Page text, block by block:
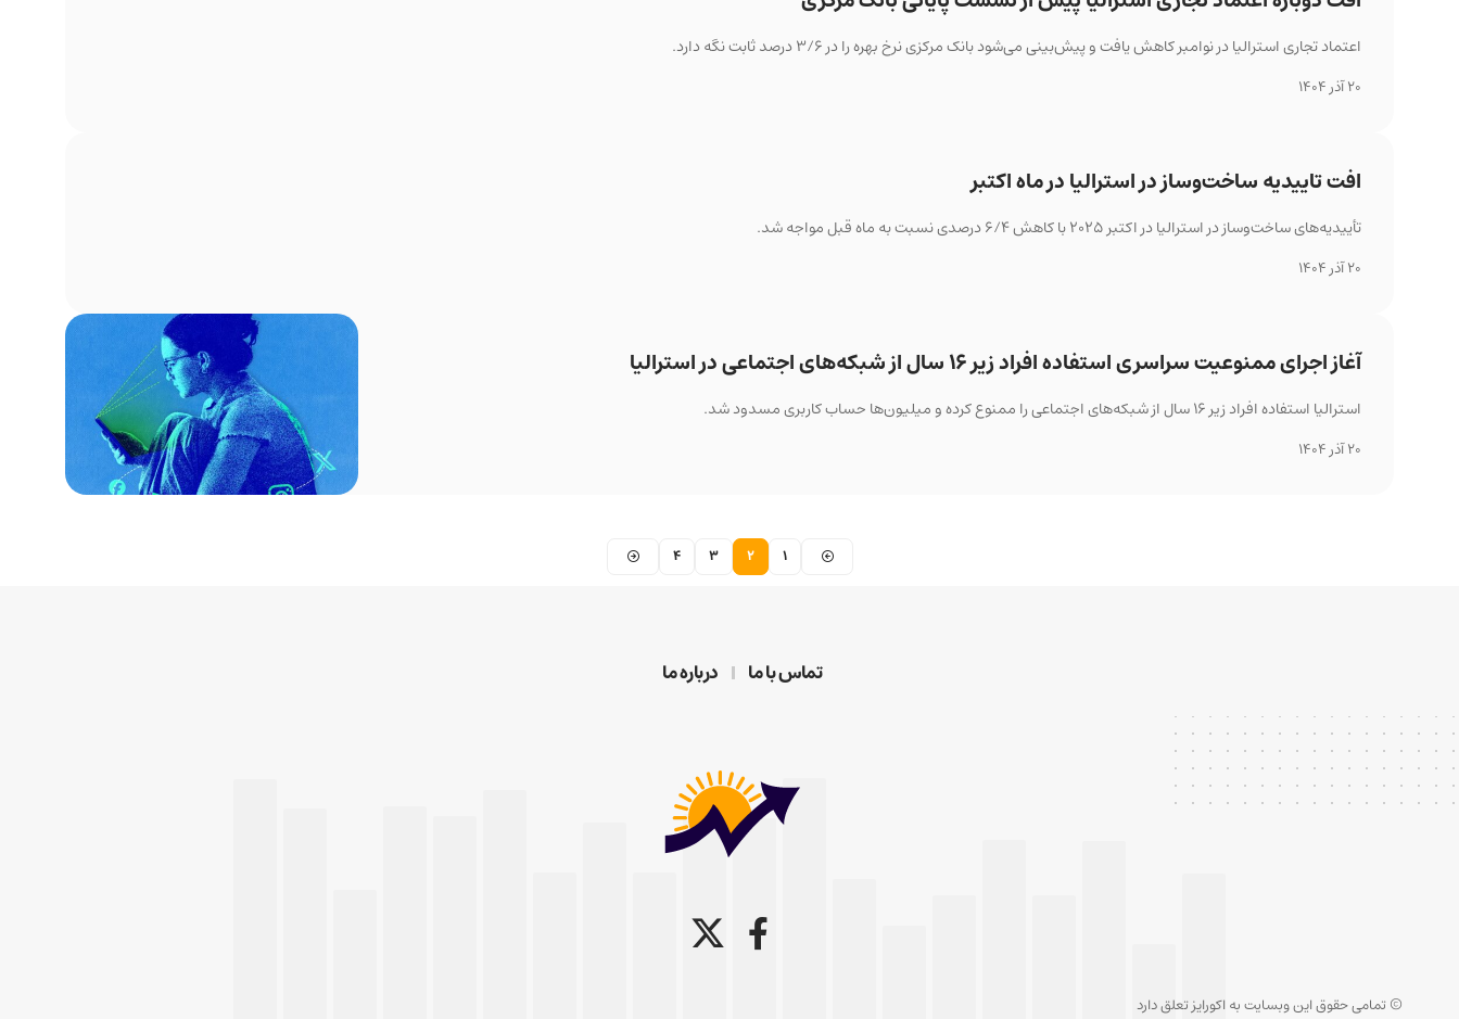
اعتماد تجاری استرالیا در نوامبر کاهش یافت و پیش‌بینی می‌شود بانک مرکزی نرخ بهره را در ۳/۶ درصد ثابت نگه دارد.
20 آذر 1404
افت تاییدیه ساخت‌وساز در استرالیا در ماه اکتبر
تأییدیه‌های ساخت‌وساز در استرالیا در اکتبر ۲۰۲۵ با کاهش ۶/۴ درصدی نسبت به ماه قبل مواجه شد.
20 آذر 1404
آغاز اجرای ممنوعیت سراسری استفاده افراد زیر ۱۶ سال از شبکه‌های اجتماعی در استرالیا
استرالیا استفاده افراد زیر ۱۶ سال از شبکه‌های اجتماعی را ممنوع کرده و میلیون‌ها حساب کاربری مسدود شد.
20 آذر 1404
1
2
3
4
تماس با ما درباره ما
© تمامی حقوق این وبسایت به اکورایز تعلق دارد